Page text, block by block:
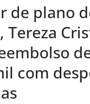
de plano
Tereza
com